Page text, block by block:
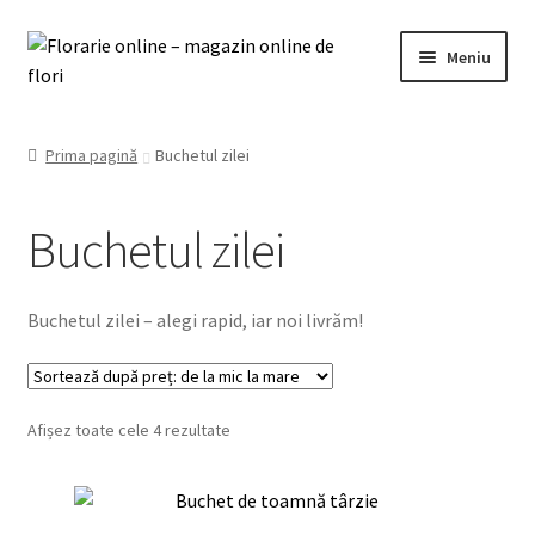
Sari
la
Sari
la
Meniu
Contul meu
Termeni și condiții
Contact
Prima pagină Buchetul zilei
Buchetul zilei
Buchetul zilei – alegi rapid, iar noi livrăm!
Afișez toate cele 4 rezultateSortat
de